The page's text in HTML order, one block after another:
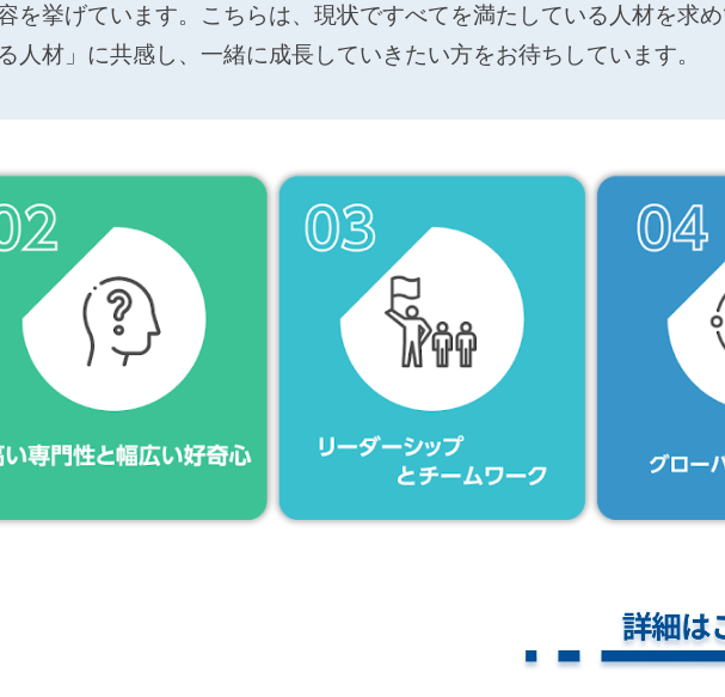
挙げています。こちらは、現状ですべてを満たしている人材を求め
材」に共感し、一緒に成長していきたい方をお待ちしています。